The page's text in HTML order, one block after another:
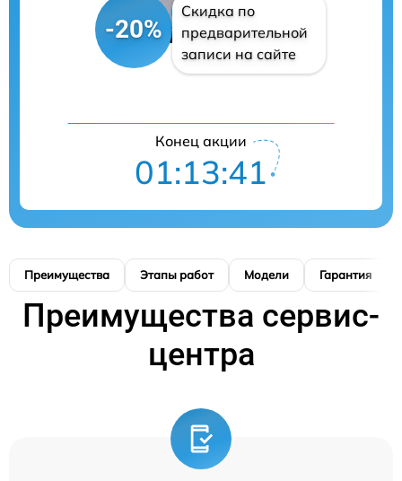
-20%
Скидка по
предварительной
записи на сайте
Конец акции
01:13:41
Преимущества Этапы работ Модели Гарантия
Преимущества сервис-
центра